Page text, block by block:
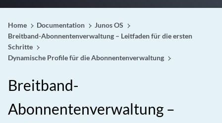
Home Documentation
Junos OS
Breitband-Abonnentenverwaltung – Leitfaden für die ersten
Schritte
Dynamische Profile für die Abonnentenverwaltung
Breitband-
Abonnentenverwaltung –